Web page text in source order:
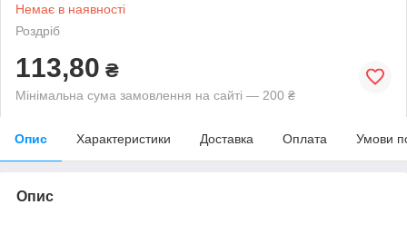
Немає в наявності
Роздріб
113,80 ₴
Мінімальна сума замовлення на сайті — 200 ₴
Опис Характеристики Доставка Оплата Умови
Опис